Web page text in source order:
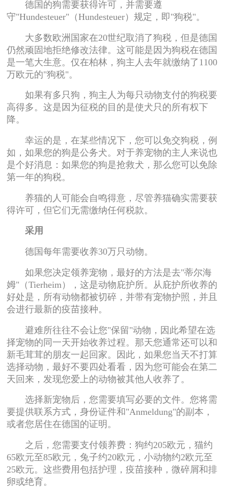
德国的狗需要获得许可，并需要遵
守"Hundesteuer"（Hundesteuer）规定，即"狗税"。
大多数欧洲国家在20世纪取消了狗税，但是德国
仍然顽固地拒绝修改法律。这可能是因为狗税在德国
是一笔大生意。仅在柏林，狗主人去年就缴纳了1100
万欧元的"狗税"。
如果有多只狗，狗主人为每只动物支付的狗税要
高得多。这是因为征税的目的是使犬只的所有权下
降。
幸运的是，在某些情况下，您可以免交狗税，例
如，如果您的狗是公务犬。对于养宠物的主人来说也
是个好消息：如果您的狗是抢救犬，那么您可以免除
第一年的狗税。
养猫的人可能会自鸣得意，尽管养猫确实需要获
得许可，但它们无需缴纳任何税款。
采用
德国每年需要收养30万只动物。
如果您决定领养宠物，最好的方法是去"蒂尔海
姆"（Tierheim），这是动物庇护所。从庇护所收养的
好处是，所有动物都被切碎，并带有宠物护照，并且
会进行最新的疫苗接种。
避难所往往不会让您"保留"动物，因此希望在选
择宠物的同一天开始收养过程。那天您通常还可以和
新毛茸茸的朋友一起回家。因此，如果您当天不打算
选择动物，最好不要四处看看，因为您可能会在第二
天回来，发现您爱上的动物被其他人收养了。
选择新宠物后，您需要填写必要的文件。您将需
要提供联系方式，身份证件和"Anmeldung"的副本，
或者您居住在德国的证明。
之后，您需要支付领养费：狗约205欧元，猫约
65欧元至85欧元，兔子约20欧元，小动物约2欧元至
25欧元。这些费用包括护理，疫苗接种，微碎屑和排
卵或绝育。